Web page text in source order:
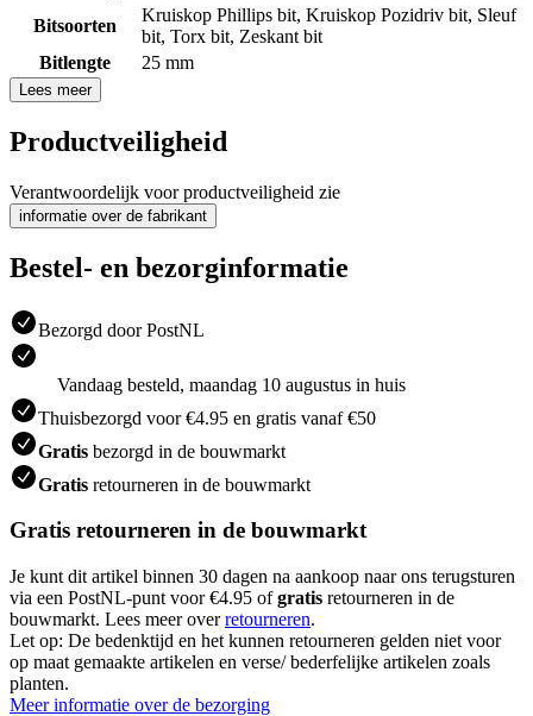
Bitsoorten
Kruiskop Phillips bit, Kruiskop Pozidriv bit, Sleuf
bit, Torx bit, Zeskant bit
Bitlengte
25 mm
Lees meer
Productveiligheid
Verantwoordelijk voor productveiligheid zie
informatie over de fabrikant
Bestel- en bezorginformatie
Bezorgd door PostNL
Vandaag besteld, maandag 10 augustus in huis
Thuisbezorgd voor €4.95 en gratis vanaf €50
Gratis bezorgd in de bouwmarkt
Gratis retourneren in de bouwmarkt
Gratis retourneren in de bouwmarkt
Je kunt dit artikel binnen 30 dagen na aankoop naar ons terugsturen
via een PostNL-punt voor €4.95 ofgratis retourneren in de
bouwmarkt. Lees meer overretourneren.
Let op: De bedenktijd en het kunnen retourneren gelden niet voor
op maat gemaakte artikelen en verse/ bederfelijke artikelen zoals
planten.
Meer informatie over de bezorging